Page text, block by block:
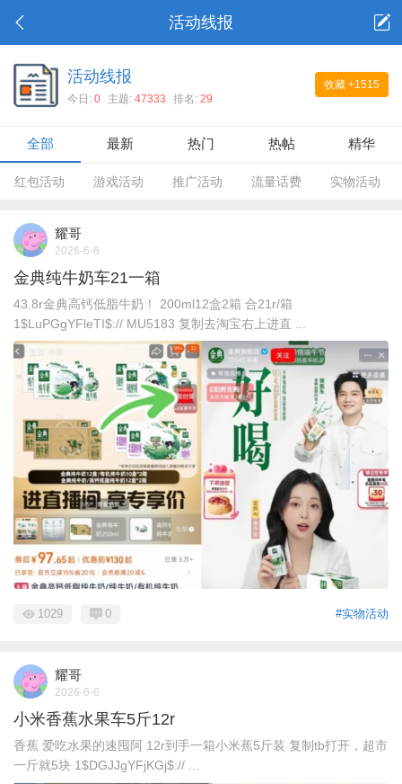
活动线报
收藏 +1515
活动线报
今日: 0 主题: 47333 排名: 29
全部 最新 热门 热帖 精华
红包活动 游戏活动 推广活动 流量话费 实物活动
耀哥
2026-6-6
金典纯牛奶车21一箱
43.8r金典高钙低脂牛奶！ 200ml12盒2箱 合21r/箱
1$LuPGgYFleTI$:// MU5183 复制去淘宝右上进直 ...
#实物活动
1029 0
耀哥
2026-6-6
小米香蕉水果车5斤12r
香蕉 爱吃水果的速囤阿 12r到手一箱小米蕉5斤装 复制tb打开，超市
一斤就5块 1$DGJJgYFjKGj$:// ...